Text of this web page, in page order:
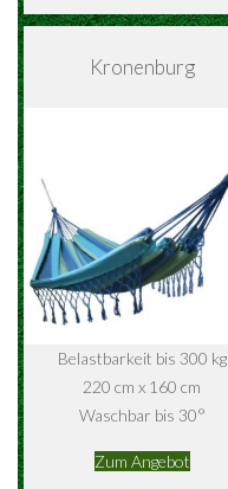
Kronenburg
Belastbarkeit bis 300 kg
220 cm x 160 cm
Waschbar bis 30°
Zum Angebot